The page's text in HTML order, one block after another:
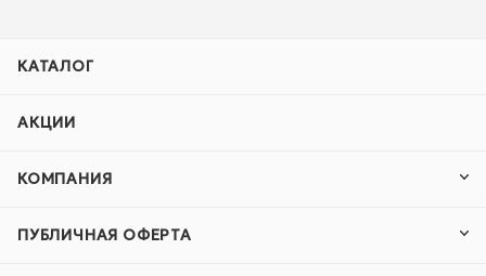
КАТАЛОГ
АКЦИИ
КОМПАНИЯ
ПУБЛИЧНАЯ ОФЕРТА